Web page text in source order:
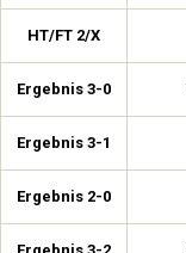
HT/FT 2/X
Ergebnis 3-0
Ergebnis 3-1
Ergebnis 2-0